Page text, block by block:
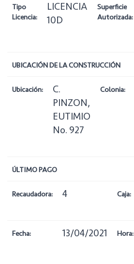
Tipo
Licencia:
LICENCIA
10D
Superficie
Autorizada:
UBICACIÓN DE LA CONSTRUCCIÓN
Ubicación:
C.
PINZON,
EUTIMIO
No. 927
Colonia:
ÚLTIMO PAGO
Recaudadora: 4 Caja:
Fecha: 13/04/2021 Hora: